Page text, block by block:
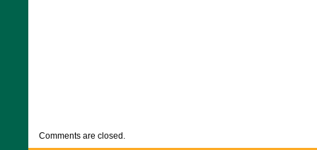
Comments are closed.